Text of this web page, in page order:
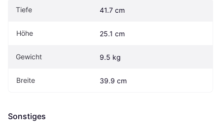
Tiefe 41.7 cm
Höhe 25.1 cm
Gewicht 9.5 kg
Breite 39.9 cm
Sonstiges